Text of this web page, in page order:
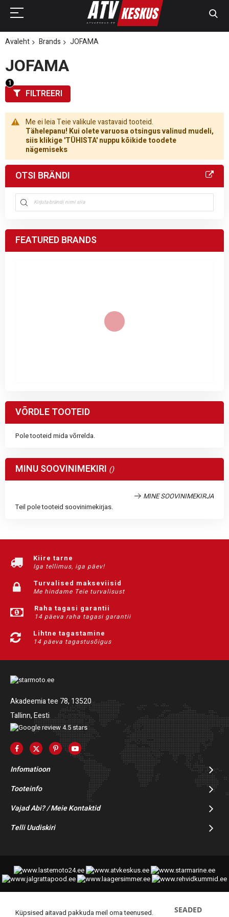
Avaleht Brands JOFAMA
JOFAMA
Me ei leia Teie valikule vastavaid tooteid.
Tähelepanu! Kui olete varuosa otsingus valinud mudeli,
siis klikige 'TÜHISTA' nuppu kõikide toodete
nägemiseks
FILTREERI
OTSI BRÄNDI
FEATURED BRANDS
VÕRDLE TOOTEID
Pole tooteid mida võrrelda.
MINU SOOVINIMEKIRI
MINE SOOVINIMEKIRJA
Teil pole tooteid soovinimekirjas.
Kiire tarne
Iga tellimus, iga päev!
Turvalised makseviisid
Me hindame Teie turvalisust
Raha tagasi garantii
14 päeva raha tagasi garantii
Lihtne tagastamine
14 päeva tagastusõigus
Akadeemia tee 78, 13520
Tallinn, Eesti
Infomatioon
Tooteinfo
Vajad Abi? / Meie Kontaktid
Telli Uudiskiri
© 2014-2025 Starmoto OÜ
Küpsised aitavad pakkuda meil oma teenused.
SEADED